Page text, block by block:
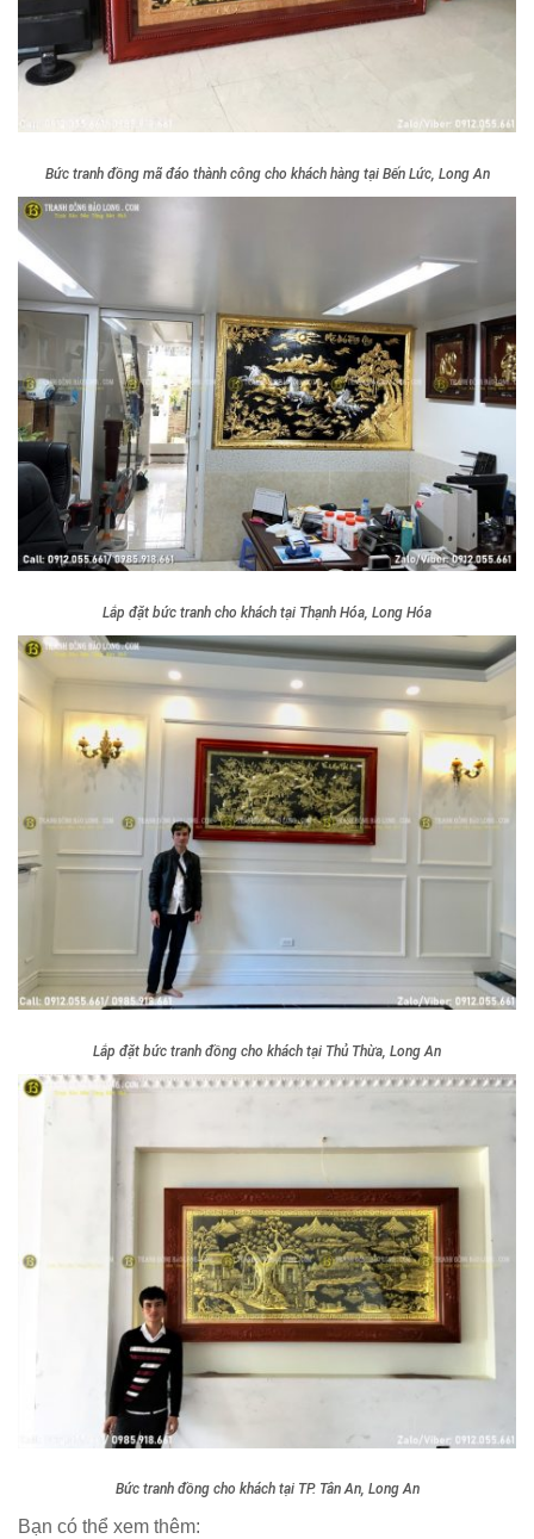
Bức tranh đồng mã đáo thành công cho khách hàng tại Bến Lức, Long An
Lắp đặt bức tranh cho khách tại Thạnh Hóa, Long Hóa
Lắp đặt bức tranh đồng cho khách tại Thủ Thừa, Long An
Bức tranh đồng cho khách tại TP. Tân An, Long An
Bạn có thể xem thêm: